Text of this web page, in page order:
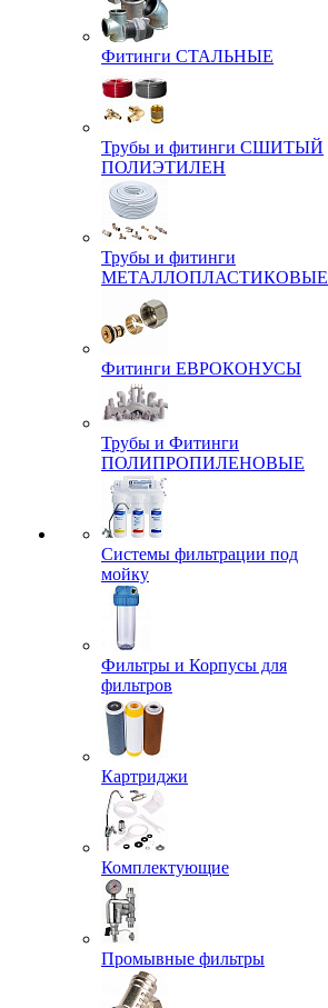
Фитинги СТАЛЬНЫЕ
Трубы и фитинги СШИТЫЙ
ПОЛИЭТИЛЕН
Трубы и фитинги
МЕТАЛЛОПЛАСТИКОВЫЕ
Фитинги ЕВРОКОНУСЫ
Трубы и Фитинги
ПОЛИПРОПИЛЕНОВЫЕ
Системы фильтрации под
мойку
Фильтры и Корпусы для
фильтров
Картриджи
Комплектующие
Промывные фильтры